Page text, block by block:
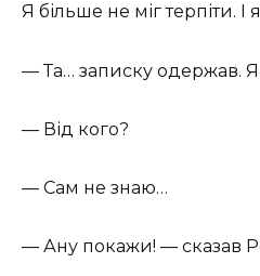
Я більше не міг терпіти. І
— Та… записку одержав.
— Від кого?
— Сам не знаю…
— Ану покажи! — сказав